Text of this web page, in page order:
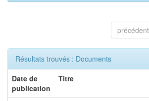
Résultats trouvés : Documents
Date de
publication
Titre